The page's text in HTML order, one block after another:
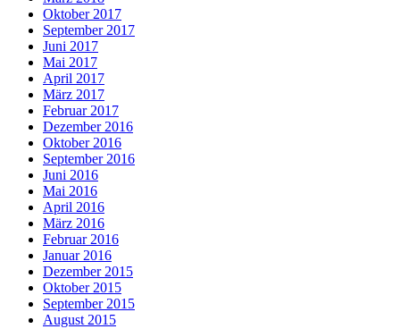
Oktober 2017
September 2017
Juni 2017
Mai 2017
April 2017
März 2017
Februar 2017
Dezember 2016
Oktober 2016
September 2016
Juni 2016
Mai 2016
April 2016
März 2016
Februar 2016
Januar 2016
Dezember 2015
Oktober 2015
September 2015
August 2015